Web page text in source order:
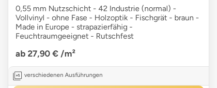
0,55 mm Nutzschicht - 42 Industrie (normal) -
Vollvinyl - ohne Fase - Holzoptik - Fischgrät - braun -
Made in Europe - strapazierfähig -
Feuchtraumgeeignet - Rutschfest
ab 27,90 € /m²
verschiedenen Ausführungen